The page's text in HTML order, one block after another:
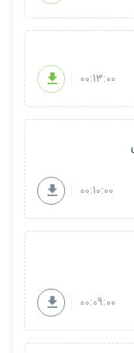
00:13:00
00:10:00
00:09:00